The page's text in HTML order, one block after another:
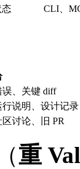
态 CLI、
、关键 diff
行说明、设计记录
讨论、旧 PR
重